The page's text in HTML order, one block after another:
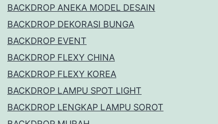
BACKDROP ANEKA MODEL DESAIN
BACKDROP DEKORASI BUNGA
BACKDROP EVENT
BACKDROP FLEXY CHINA
BACKDROP FLEXY KOREA
BACKDROP LAMPU SPOT LIGHT
BACKDROP LENGKAP LAMPU SOROT